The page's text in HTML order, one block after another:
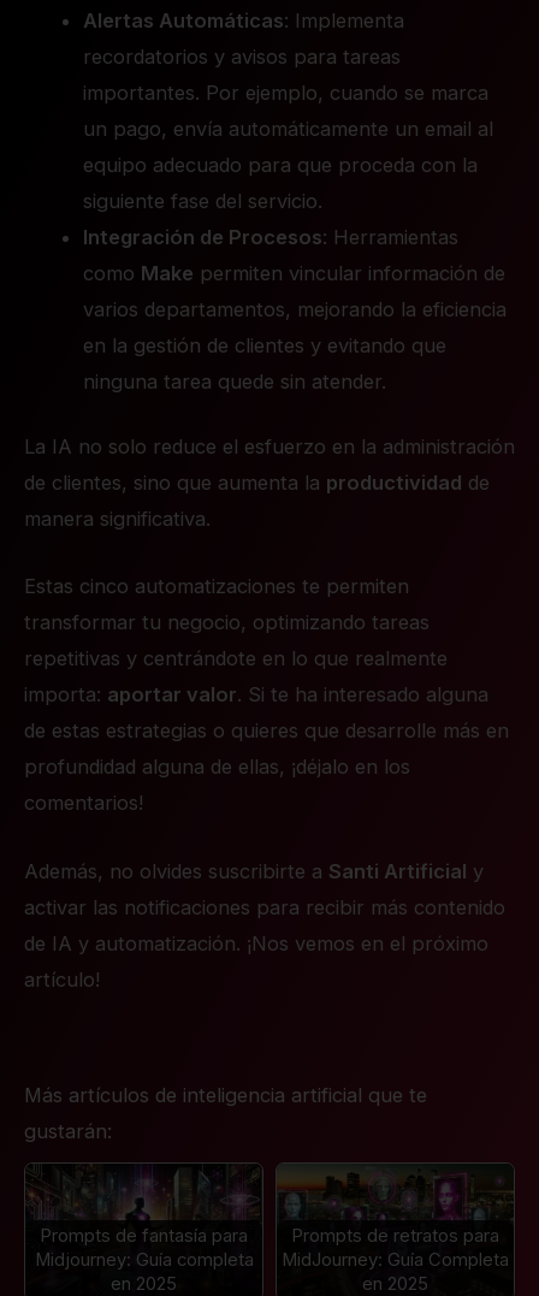
Alertas Automáticas: Implementa
recordatorios y avisos para tareas
importantes. Por ejemplo, cuando se marca
un pago, envía automáticamente un email al
equipo adecuado para que proceda con la
siguiente fase del servicio.
Integración de Procesos: Herramientas
como Make permiten vincular información de
varios departamentos, mejorando la eficiencia
en la gestión de clientes y evitando que
ninguna tarea quede sin atender.
La IA no solo reduce el esfuerzo en la administración
de clientes, sino que aumenta la productividad de
manera significativa.
Estas cinco automatizaciones te permiten
transformar tu negocio, optimizando tareas
repetitivas y centrándote en lo que realmente
importa: aportar valor. Si te ha interesado alguna
de estas estrategias o quieres que desarrolle más en
profundidad alguna de ellas, ¡déjalo en los
comentarios!
Además, no olvides suscribirte a Santi Artificial y
activar las notificaciones para recibir más contenido
de IA y automatización. ¡Nos vemos en el próximo
artículo!
Más artículos de inteligencia artificial que te
gustarán:
Prompts de fantasía para
Midjourney: Guía completa
en 2025
Prompts de retratos para
MidJourney: Guía Completa
en 2025